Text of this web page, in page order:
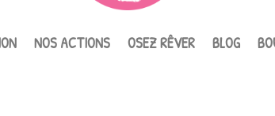
NOS ACTIONS OSEZ RÊVER BLOG